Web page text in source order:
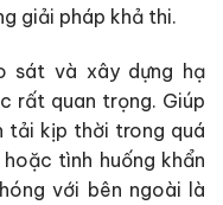
giải pháp khả thi.
sát và xây dựng hạ
rất quan trọng. Giúp
tải kịp thời trong quá
tình huống khẩn
với bên ngoài là